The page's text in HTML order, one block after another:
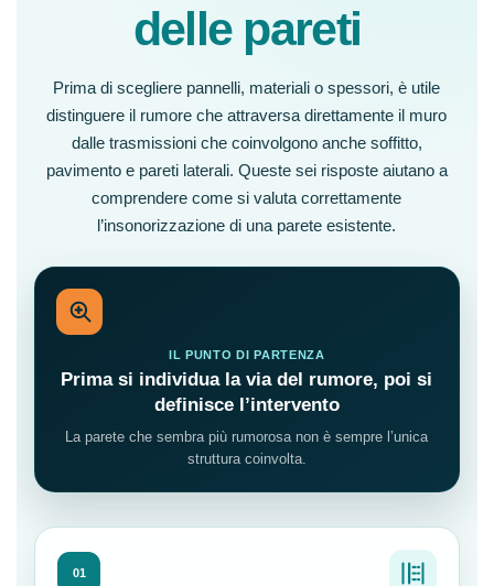
delle pareti
Prima di scegliere pannelli, materiali o spessori, è utile
distinguere il rumore che attraversa direttamente il muro
dalle trasmissioni che coinvolgono anche soffitto,
pavimento e pareti laterali. Queste sei risposte aiutano a
comprendere come si valuta correttamente
l’insonorizzazione di una parete esistente.
IL PUNTO DI PARTENZA
Prima si individua la via del rumore, poi si
definisce l’intervento
La parete che sembra più rumorosa non è sempre l’unica
struttura coinvolta.
01